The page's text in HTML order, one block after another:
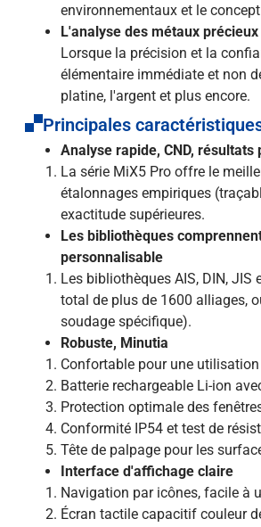
environnementaux et le
L'analyse des métaux
Lorsque la précision et la
élémentaire immédiate et non
platine, l'argent et plus encore.
Principales
Analyse rapide, CND,
La série MiX5 Pro offre le
étalonnages empiriques
exactitude supérieures.
Les bibliothèques
personnalisable
Les bibliothèques AIS, DIN,
total de plus de 1600 alliages,
soudage spécifique).
Robuste, Minutia
Confortable pour une
Batterie rechargeable Li-ion
Protection optimale des
Conformité IP54 et test de
Tête de palpage pour les
Interface d'affichage claire
Navigation par icônes, facile à
Écran tactile capacitif couleur